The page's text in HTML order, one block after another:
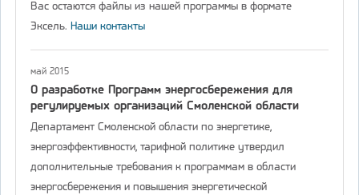
Вас остаются файлы из нашей программы в формате
Эксель. Наши контакты
май 2015
О разработке Программ энергосбережения для
регулируемых организаций Смоленской области
Департамент Смоленской области по энергетике,
энергоэффективности, тарифной политике утвердил
дополнительные требования к программам в области
энергосбережения и повышения энергетической